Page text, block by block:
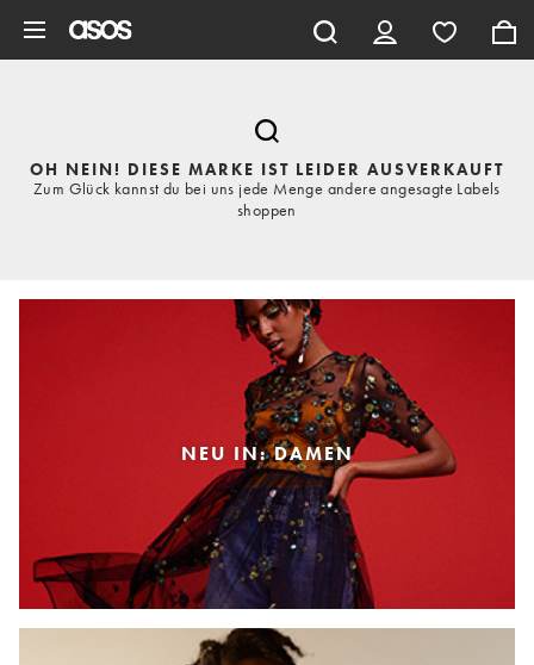
OH NEIN! DIESE MARKE IST LEIDER AUSVERKAUFT
Zum Glück kannst du bei uns jede Menge andere angesagte Labels
shoppen
NEU IN: DAMEN